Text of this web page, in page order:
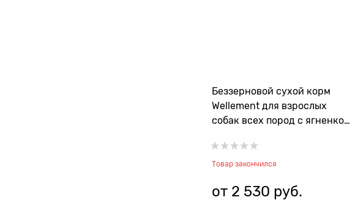
Беззерновой сухой корм
Wellement для взрослых
собак всех пород с ягненком
пищеварения Sensitive Dog
All Breeds Lamb
Товар закончился
от 2 530 руб.